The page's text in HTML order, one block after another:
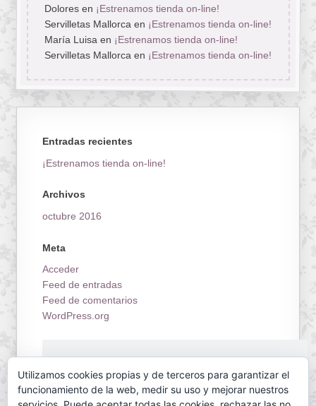
Doloresen ¡Estrenamos tienda on-line!
Servilletas Mallorcaen ¡Estrenamos tienda on-line!
María Luisaen ¡Estrenamos tienda on-line!
Servilletas Mallorcaen ¡Estrenamos tienda on-line!
Entradas recientes
¡Estrenamos tienda on-line!
Archivos
octubre 2016
Meta
Acceder
Feed de entradas
Feed de comentarios
WordPress.org
Utilizamos cookies propias y de terceros para garantizar el
funcionamiento de la web, medir su uso y mejorar nuestros